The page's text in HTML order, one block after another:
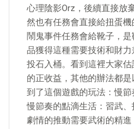
心理陰影Orz，後續直接放
然也有任務會直接給扭蛋
鬧鬼事件任務會給靴子，
品獲得這種需要技術和財
投石入桶。看到這裡大家
的正收益，其他的辦法都
到了這個遊戲的玩法：慢
慢節奏的點滴生活：習武
劇情的推動需要武術的精